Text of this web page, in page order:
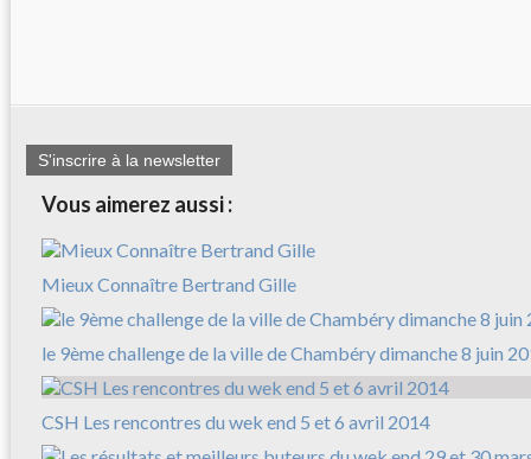
S'inscrire à la newsletter
Vous aimerez aussi :
Mieux Connaître Bertrand Gille
le 9ème challenge de la ville de Chambéry dimanche 8 juin
CSH Les rencontres du wek end 5 et 6 avril 2014